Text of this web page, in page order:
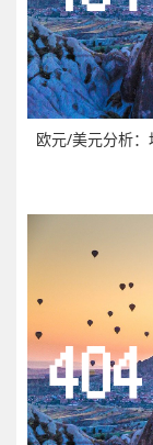
欧元/美元分析